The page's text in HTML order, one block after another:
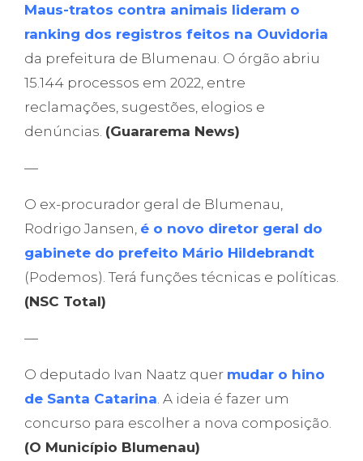
Maus-tratos contra animais lideram o
ranking dos registros feitos na Ouvidoria
da prefeitura de Blumenau. O órgão abriu
15.144 processos em 2022, entre
reclamações, sugestões, elogios e
denúncias. (Guararema News)
—
O ex-procurador geral de Blumenau,
Rodrigo Jansen, é o novo diretor geral do
gabinete do prefeito Mário Hildebrandt
(Podemos). Terá funções técnicas e políticas.
(NSC Total)
—
O deputado Ivan Naatz quer mudar o hino
de Santa Catarina. A ideia é fazer um
concurso para escolher a nova composição.
(O Município Blumenau)